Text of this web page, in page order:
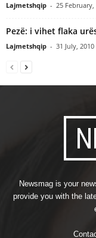
Lajmetshqip - 25 February,
Pezë: i vihet flaka
Lajmetshqip - 31 July, 2010
Newsmag is your
provide you with the